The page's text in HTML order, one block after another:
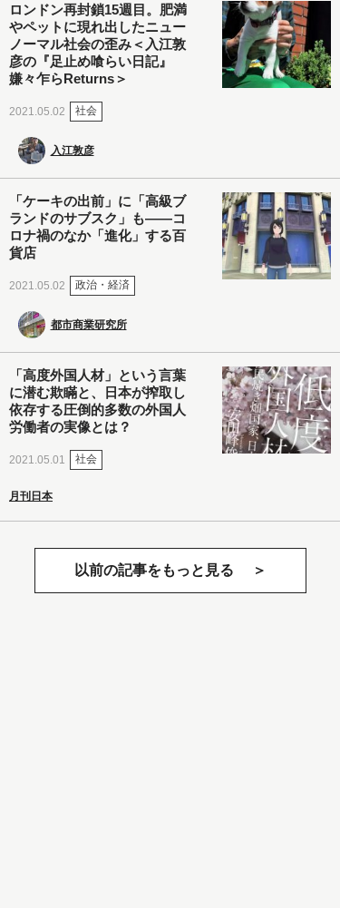
ロンドン再封鎖15週目。肥満
やペットに現れ出したニュー
ノーマル社会の歪み＜入江敦
彦の『足止め喰らい日記』
嫌々乍らReturns＞
2021.05.02 社会
入江敦彦
「ケーキの出前」に「高級ブ
ランドのサブスク」も――コ
ロナ禍のなか「進化」する百
貨店
2021.05.02 政治・経済
都市商業研究所
「高度外国人材」という言葉
に潜む欺瞞と、日本が搾取し
依存する圧倒的多数の外国人
労働者の実像とは？
2021.05.01 社会
月刊日本
以前の記事をもっと見る